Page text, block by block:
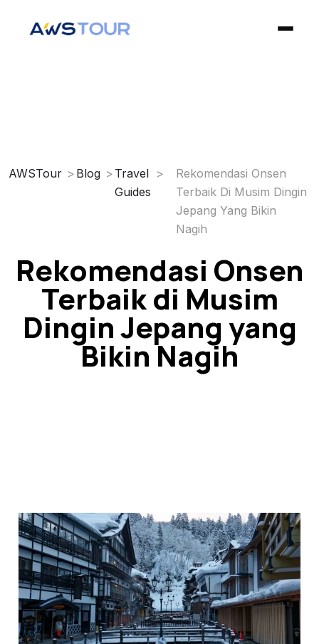
Open Trip
Privacy Policy
AWSTour Blog
Travel
Guides
Rekomendasi Onsen
Terbaik Di Musim Dingin
Jepang Yang Bikin
Nagih
Rekomendasi Onsen
Terbaik di Musim
Dingin Jepang yang
Bikin Nagih